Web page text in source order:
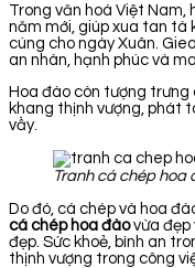
Trong văn hoá Việt Nam,
năm mới, giúp xua tan tà
cúng cho ngày Xuân.
an nhàn, hạnh phúc và
Hoa đào còn tượng trưng
khang thịnh vượng, phát
vầy.
Tranh cá chép hoa
Do đó, cá chép và hoa
cá chép hoa đàovừa đẹp
đẹp. Sức khoẻ, bình an
thịnh vượng trong công